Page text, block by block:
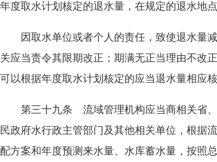
年度取水计划核定的退水量，在规定的退水地点
因取水单位或者个人的责任，致使退水量
关应当责令其限期改正；期满无正当理由不改
可以根据年度取水计划核定的应当退水量相应核
第三十九条 流域管理机构应当商相关省、
民政府水行政主管部门及其他相关单位，根据
配方案和年度预测来水量、水库蓄水量，按照